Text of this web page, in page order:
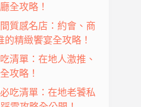
全攻略！
質感名店：約會、商
的精緻饗宴全攻略！
清單：在地人激推、
攻略！
吃清單：在地老饕私